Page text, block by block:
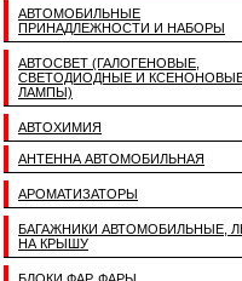
АВТОМОБИЛЬНЫЕ
ПРИНАДЛЕЖНОСТИ И НАБОРЫ
АВТОСВЕТ (ГАЛОГЕНОВЫЕ,
СВЕТОДИОДНЫЕ И
ЛАМПЫ)
АВТОХИМИЯ
АНТЕННА АВТОМОБИЛЬНАЯ
АРОМАТИЗАТОРЫ
БАГАЖНИКИ АВТОМОБИЛЬНЫЕ,
НА КРЫШУ